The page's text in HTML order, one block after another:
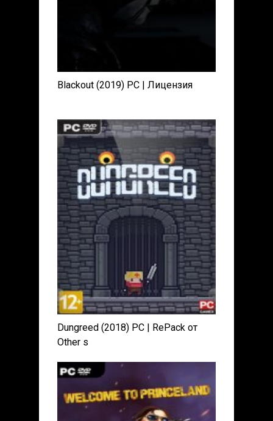
Blackout (2019) PC | Лицензия
Dungreed (2018) PC | RePack от
Other s